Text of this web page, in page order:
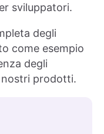
sviluppatori.
degli
come esempio
degli
nostri prodotti.